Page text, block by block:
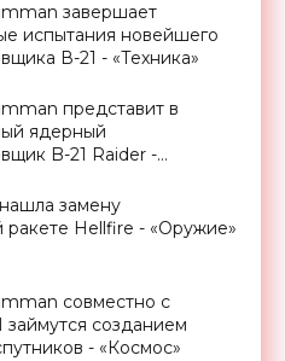
завершает
испытания новейшего
В-21 - «Техника»
представит в
ядерный
B-21 Raider -
замену
ракете Hellfire - «Оружие»
совместно с
займутся созданием
- «Космос»